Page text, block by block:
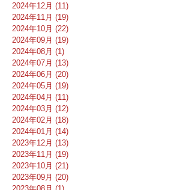
2024年12月 (11)
2024年11月 (19)
2024年10月 (22)
2024年09月 (19)
2024年08月 (1)
2024年07月 (13)
2024年06月 (20)
2024年05月 (19)
2024年04月 (11)
2024年03月 (12)
2024年02月 (18)
2024年01月 (14)
2023年12月 (13)
2023年11月 (19)
2023年10月 (21)
2023年09月 (20)